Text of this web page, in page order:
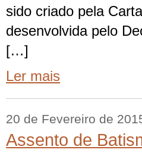
sido criado pela
desenvolvida pelo
[…]
Ler mais
20 de Fevereiro de
Assento de